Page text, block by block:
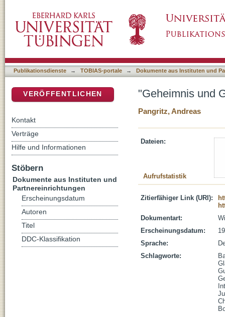
Publikationsdienste → TOBIAS-portale → Dokumente aus Instituten und
"Geheimnis und
Pangritz, Andreas
Dateien:
Aufrufstatistik
Zitierfähiger Link (URI):
Dokumentart:
Erscheinungsdatum:
Sprache:
Schlagworte:
VERÖFFENTLICHEN
Kontakt
Verträge
Hilfe und Informationen
Stöbern
Dokumente aus Instituten und
Partnereinrichtungen
Erscheinungsdatum
Autoren
Titel
DDC-Klassifikation